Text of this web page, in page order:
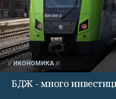
ИКОНОМИКА
БДЖ - много